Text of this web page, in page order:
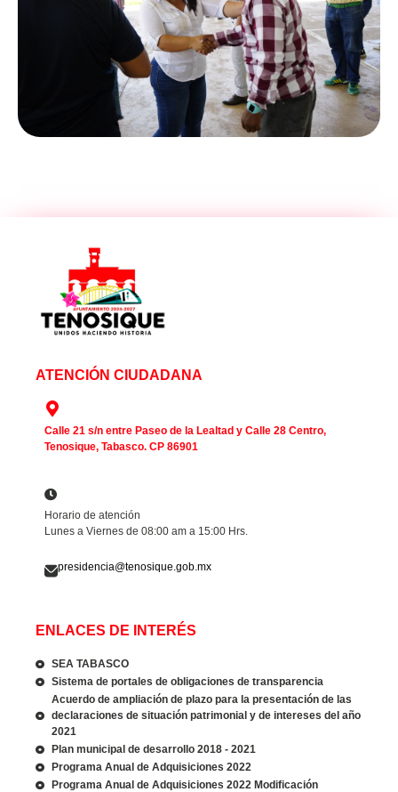
ATENCIÓN CIUDADANA
Calle 21 s/n entre Paseo de la Lealtad y Calle 28 Centro,
Tenosique, Tabasco. CP 86901
Horario de atención
Lunes a Viernes de 08:00 am a 15:00 Hrs.
presidencia@tenosique.gob.mx
ENLACES DE INTERÉS
SEA TABASCO
Sistema de portales de obligaciones de transparencia
Acuerdo de ampliación de plazo para la presentación de las
declaraciones de situación patrimonial y de intereses del año
2021
Plan municipal de desarrollo 2018 - 2021
Programa Anual de Adquisiciones 2022
Programa Anual de Adquisiciones 2022 Modificación